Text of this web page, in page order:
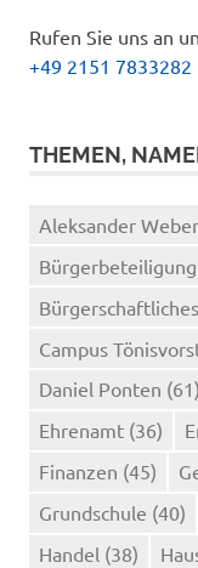
Rufen Sie uns an
+49 2151 7833282
THEMEN,
Aleksander Weber
Bürgerbeteiligung
Campus
Daniel Ponten (61)
Ehrenamt (36)
Finanzen (45)
Grundschule (40)
Handel (38)